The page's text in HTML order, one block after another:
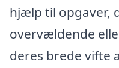
hjælp til opgaver,
overvældende
deres brede vifte